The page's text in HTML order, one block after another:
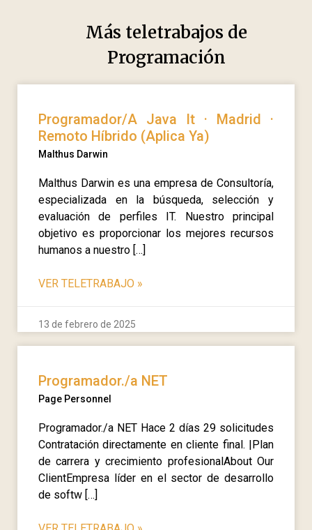
Más teletrabajos de
Programación
Programador/A Java It · Madrid ·
Remoto Híbrido (Aplica Ya)
Malthus Darwin
Malthus Darwin es una empresa de Consultoría,
especializada en la búsqueda, selección y
evaluación de perfiles IT. Nuestro principal
objetivo es proporcionar los mejores recursos
humanos a nuestro […]
VER TELETRABAJO »
13 de febrero de 2025
Programador./a NET
Page Personnel
Programador./a NET Hace 2 días 29 solicitudes
Contratación directamente en cliente final. |Plan
de carrera y crecimiento profesionalAbout Our
ClientEmpresa líder en el sector de desarrollo
de softw […]